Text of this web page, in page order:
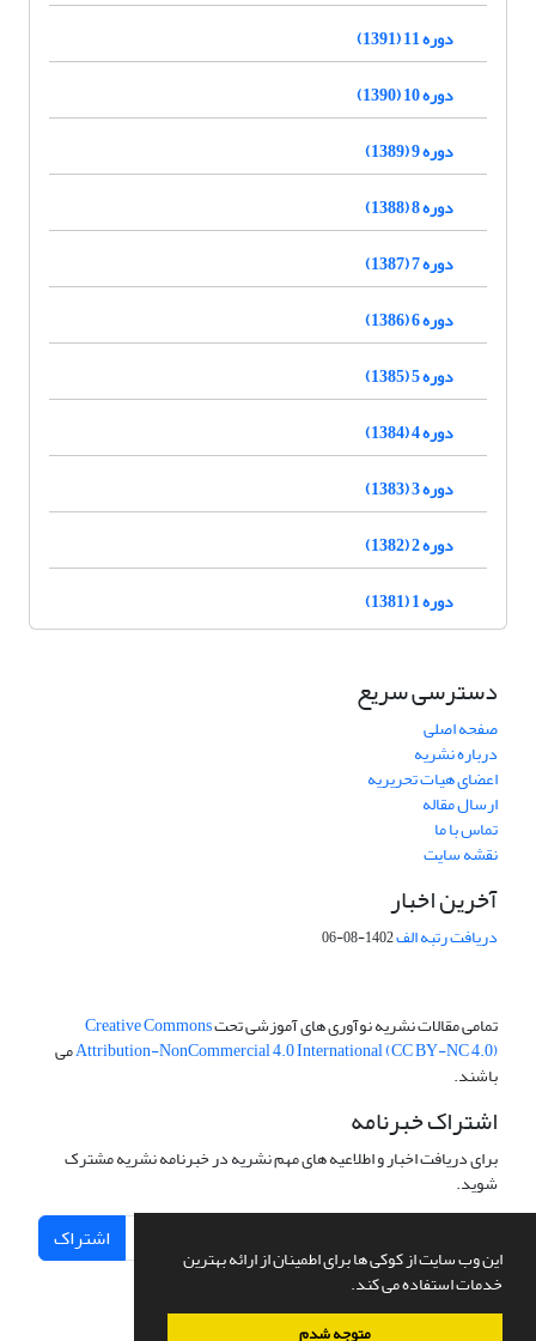
این وب سایت از کوکی ها برای اطمینان از ارائه بهترین
خدمات استفاده می کند.
متوجه شدم
دوره 11 (1391)
دوره 10 (1390)
دوره 9 (1389)
دوره 8 (1388)
دوره 7 (1387)
دوره 6 (1386)
دوره 5 (1385)
دوره 4 (1384)
دوره 3 (1383)
دوره 2 (1382)
دوره 1 (1381)
دسترسی سریع
صفحه اصلی
درباره نشریه
اعضای هیات تحریریه
ارسال مقاله
تماس با ما
نقشه سایت
آخرین اخبار
دریافت رتبه الف1402-08-06
تمامی مقالات نشریه نوآوری های آموزشی تحتCreative Commons
Attribution-NonCommercial 4.0 International (CC BY-NC 4.0)می
باشند.
اشتراک خبرنامه
برای دریافت اخبار و اطلاعیه های مهم نشریه در خبرنامه نشریه مشترک
شوید.
اشتراک